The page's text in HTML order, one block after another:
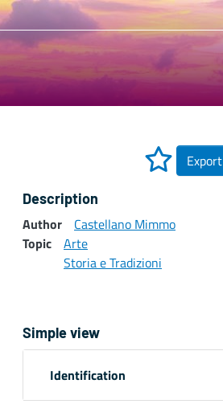
Export
Description
Author
Castellano Mimmo
Topic
Arte
Storia e Tradizioni
Simple view
Identification